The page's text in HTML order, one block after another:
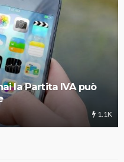
la Partita IVA può
1.1K